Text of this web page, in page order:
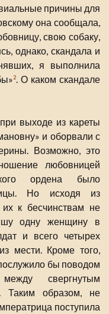
причины для
она сообщала,
свою собаку,
однако, скандала и
я выполнила
2. О каком скандале
выходе из кареты
и оборвали с
Возможно, это
любовницей
ордена было
Но исходя из
их к бесчинствам не
одну женщину в
и всего четырех
мести. Кроме того,
бы поводом
свергнутым
Таким образом, не
поступила